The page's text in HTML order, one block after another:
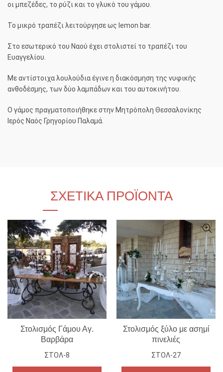
οι μπεζέδες, το ρύζι και το γλυκό του γάμου.
Το μικρό τραπέζι λειτούργησε ως lemon bar.
Στο εσωτερικό του Ναού έχει στολιστεί το τραπέζι του
Ευαγγελίου.
Με αντίστοιχα λουλούδια έγινε η διακόσμηση της νυφικής
ανθοδέσμης, των δύο λαμπάδων και του αυτοκινήτου.
Ο γάμος πραγματοποιήθηκε στην Μητρόπολη Θεσσαλονίκης
Ιερός Ναός Γρηγορίου Παλαμά.
ΣΧΕΤΙΚΆ ΠΡΟΪΌΝΤΑ
Στολισμός Γάμου Αγ.
Βαρβάρα
ΣΤΟΛ-8
Στολισμός ξύλο με ασημί
πινελιές
ΣΤΟΛ-27